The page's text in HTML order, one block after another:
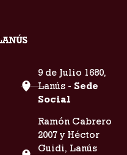
9 de Julio 1680,
Lanús - Sede
Social
Ramón Cabrero
2007 y Héctor
Guidi, Lanús